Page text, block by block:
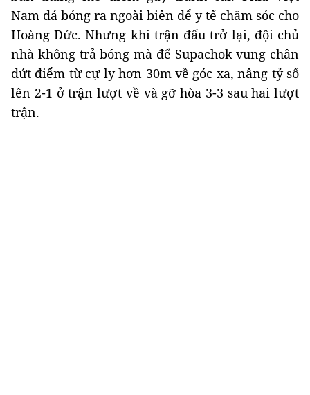
Nam đá bóng ra ngoài biên để y tế chăm sóc cho
Hoàng Đức. Nhưng khi trận đấu trở lại, đội chủ
nhà không trả bóng mà để Supachok vung chân
dứt điểm từ cự ly hơn 30m về góc xa, nâng tỷ số
lên 2-1 ở trận lượt về và gỡ hòa 3-3 sau hai lượt
trận.